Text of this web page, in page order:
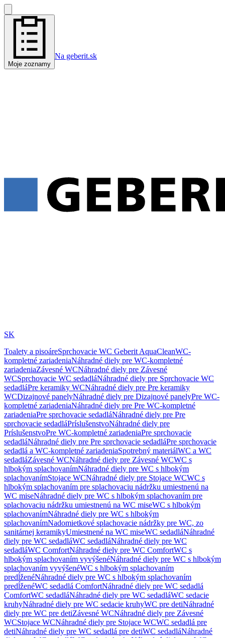
Moje zoznamy
Na geberit.sk
SK
Toalety a pisoáreSprchovacie WC Geberit AquaCleanWC-
kompletné zariadeniaNáhradné diely pre WC-kompletné
zariadeniaZávesné WCNáhradné diely pre Závesné
WCSprchovacie WC sedadláNáhradné diely pre Sprchovacie WC
sedadláPre keramiky WCNáhradné diely pre Pre keramiky
WCDizajnové panelyNáhradné diely pre Dizajnové panelyPre WC-
kompletné zariadeniaNáhradné diely pre Pre WC-kompletné
zariadeniaPre sprchovacie sedadláNáhradné diely pre Pre
sprchovacie sedadláPríslušenstvoNáhradné diely pre
PríslušenstvoPre WC-kompletné zariadeniaPre sprchovacie
sedadláNáhradné diely pre Pre sprchovacie sedadláPre sprchovacie
sedadlá a WC-kompletné zariadeniaSpotrebný materiálWC a WC
sedadláZávesné WCNáhradné diely pre Závesné WCWC s
hlbokým splachovanímNáhradné diely pre WC s hlbokým
splachovanímStojace WCNáhradné diely pre Stojace WCWC s
hlbokým splachovaním pre splachovaciu nádržku umiestnenú na
WC miseNáhradné diely pre WC s hlbokým splachovaním pre
splachovaciu nádržku umiestnenú na WC miseWC s hlbokým
splachovanímNáhradné diely pre WC s hlbokým
splachovanímNadomietkové splachovacie nádržky pre WC, zo
sanitárnej keramikyUmiestnené na WC miseWC sedadláNáhradné
diely pre WC sedadláWC sedadláNáhradné diely pre WC
sedadláWC ComfortNáhradné diely pre WC ComfortWC s
hlbokým splachovaním vyvýšenéNáhradné diely pre WC s hlbokým
splachovaním vyvýšenéWC s hlbokým splachovaním
predĺženéNáhradné diely pre WC s hlbokým splachovaním
predĺženéWC sedadlá ComfortNáhradné diely pre WC sedadlá
ComfortWC sedadláNáhradné diely pre WC sedadláWC sedacie
kruhyNáhradné diely pre WC sedacie kruhyWC pre detiNáhradné
diely pre WC pre detiZávesné WCNáhradné diely pre Závesné
WCStojace WCNáhradné diely pre Stojace WCWC sedadlá pre
detiNáhradné diely pre WC sedadlá pre detiWC sedadláNáhradné